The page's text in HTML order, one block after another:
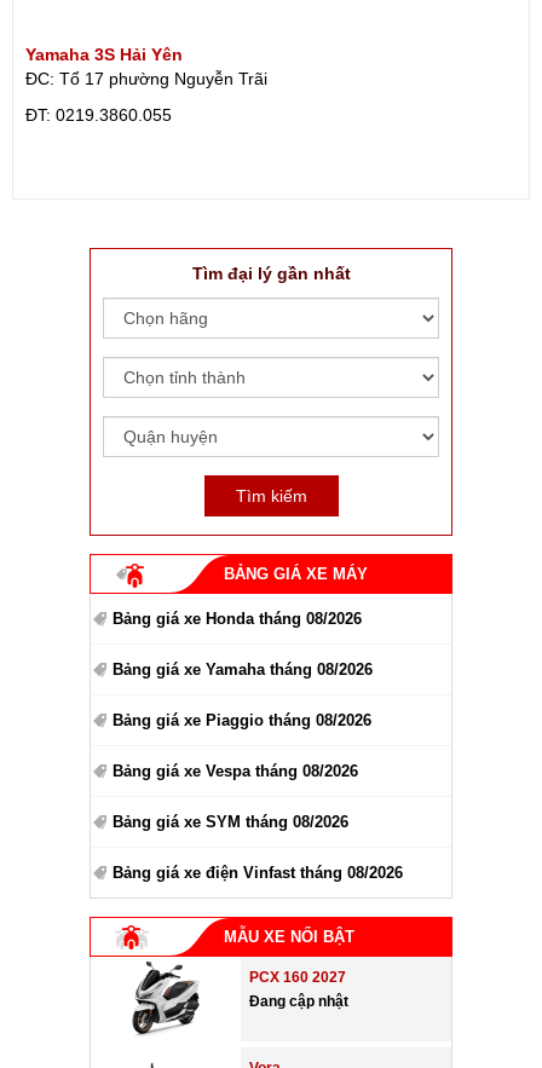
Yamaha 3S Hải Yên
ĐC: Tổ 17 phường Nguyễn Trãi
ÐT: 0219.3860.055
Tìm đại lý gần nhất
BẢNG GIÁ XE MÁY
Bảng giá xe Honda tháng 08/2026
Bảng giá xe Yamaha tháng 08/2026
Bảng giá xe Piaggio tháng 08/2026
Bảng giá xe Vespa tháng 08/2026
Bảng giá xe SYM tháng 08/2026
Bảng giá xe điện Vinfast tháng 08/2026
MẪU XE NỔI BẬT
PCX 160 2027
Đang cập nhật